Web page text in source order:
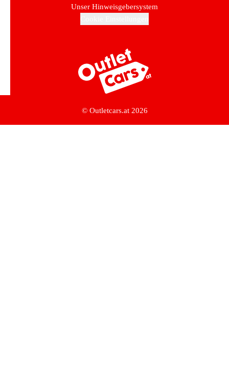
Unser Hinweisgebersystem
Zur Startseite
© Outletcars.at 2026